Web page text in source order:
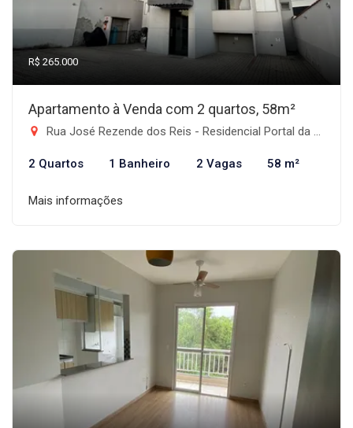
R$ 265.000
Apartamento à Venda com 2 quartos, 58m²
Rua José Rezende dos Reis - Residencial Portal da Mantiqueira, Taubaté-SP
2 Quartos 1 Banheiro 2 Vagas 58 m²
Mais informações